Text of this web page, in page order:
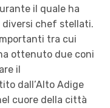
il quale ha
diversi chef stellati.
tra cui
ottenuto due coni
il
dall’Alto Adige
cuore della città